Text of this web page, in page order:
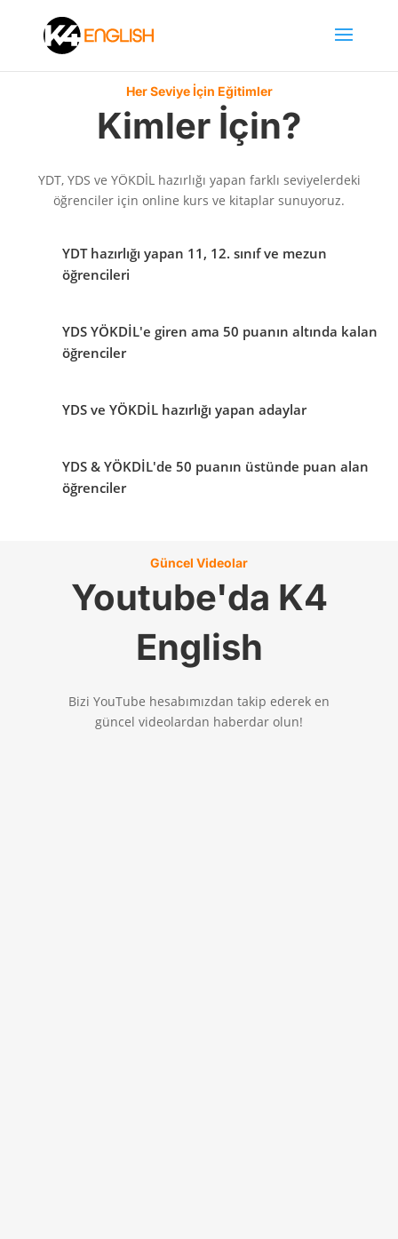
Her Seviye İçin Eğitimler
Kimler İçin?
YDT, YDS ve YÖKDİL hazırlığı yapan farklı seviyelerdeki
öğrenciler için online kurs ve kitaplar sunuyoruz.
YDT hazırlığı yapan 11, 12. sınıf ve mezun
öğrencileri
YDS YÖKDİL'e giren ama 50 puanın altında kalan
öğrenciler
YDS ve YÖKDİL hazırlığı yapan adaylar
YDS & YÖKDİL'de 50 puanın üstünde puan alan
öğrenciler
Güncel Videolar
Youtube'da K4
English
Bizi YouTube hesabımızdan takip ederek en
güncel videolardan haberdar olun!